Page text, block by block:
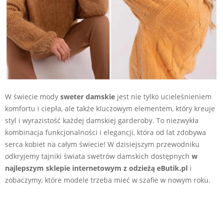
W świecie mody sweter damskie jest nie tylko ucieleśnieniem
komfortu i ciepła, ale także kluczowym elementem, który kreuje
styl i wyrazistość każdej damskiej garderoby. To niezwykła
kombinacja funkcjonalności i elegancji, która od lat zdobywa
serca kobiet na całym świecie! W dzisiejszym przewodniku
odkryjemy tajniki świata swetrów damskich dostępnych w
najlepszym sklepie internetowym z odzieżą eButik.pl i
zobaczymy, które modele trzeba mieć w szafie w nowym roku.